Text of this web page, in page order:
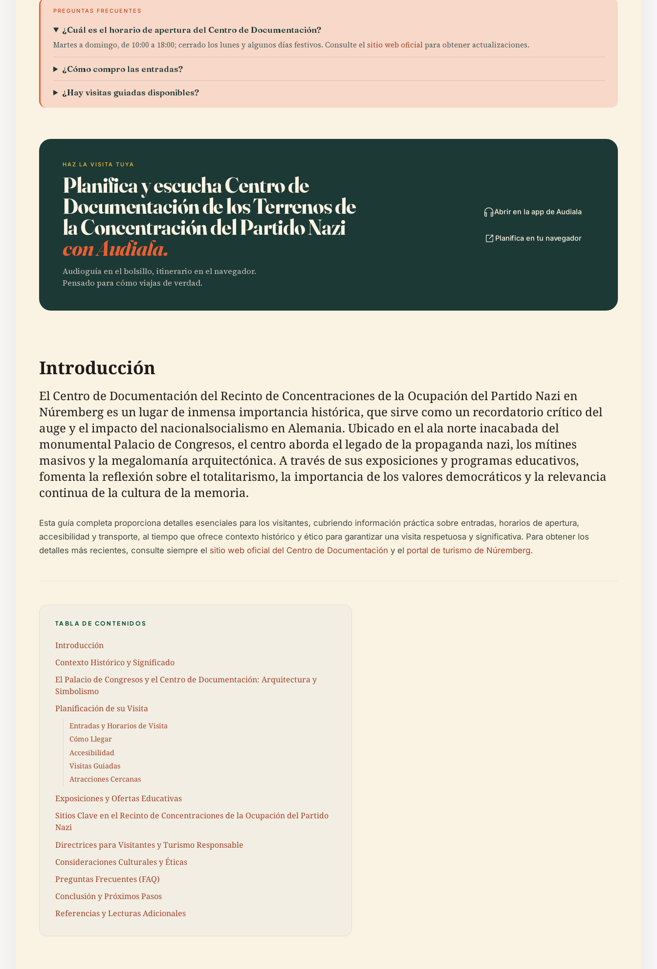
PREGUNTAS FRECUENTES
¿Cuál es el horario de apertura del Centro de Documentación?
Martes a domingo, de 10:00 a 18:00; cerrado los lunes y algunos días festivos. Consulte elsitio web oficialpara obtener actualizaciones.
¿Cómo compro las entradas?
¿Hay visitas guiadas disponibles?
HAZ LA VISITA TUYA
Planifica y escucha Centro de
Documentación de los Terrenos de
la Concentración del Partido Nazi
con Audiala.
Audioguía en el bolsillo, itinerario en el navegador.
Pensado para cómo viajas de verdad.
Abrir en la app de Audiala
Planifica en tu navegador
Introducción
El Centro de Documentación del Recinto de Concentraciones de la Ocupación del Partido Nazi en
Núremberg es un lugar de inmensa importancia histórica, que sirve como un recordatorio crítico del
auge y el impacto del nacionalsocialismo en Alemania. Ubicado en el ala norte inacabada del
monumental Palacio de Congresos, el centro aborda el legado de la propaganda nazi, los mítines
masivos y la megalomanía arquitectónica. A través de sus exposiciones y programas educativos,
fomenta la reflexión sobre el totalitarismo, la importancia de los valores democráticos y la relevancia
continua de la cultura de la memoria.
Esta guía completa proporciona detalles esenciales para los visitantes, cubriendo información práctica sobre entradas, horarios de apertura,
accesibilidad y transporte, al tiempo que ofrece contexto histórico y ético para garantizar una visita respetuosa y significativa. Para obtener los
detalles más recientes, consulte siempre el sitio web oficial del Centro de Documentación y el portal de turismo de Núremberg.
TABLA DE CONTENIDOS
Introducción
Contexto Histórico y Significado
El Palacio de Congresos y el Centro de Documentación: Arquitectura y
Simbolismo
Planificación de su Visita
Entradas y Horarios de Visita
Cómo Llegar
Accesibilidad
Visitas Guiadas
Atracciones Cercanas
Exposiciones y Ofertas Educativas
Sitios Clave en el Recinto de Concentraciones de la Ocupación del Partido
Nazi
Directrices para Visitantes y Turismo Responsable
Consideraciones Culturales y Éticas
Preguntas Frecuentes (FAQ)
Conclusión y Próximos Pasos
Referencias y Lecturas Adicionales